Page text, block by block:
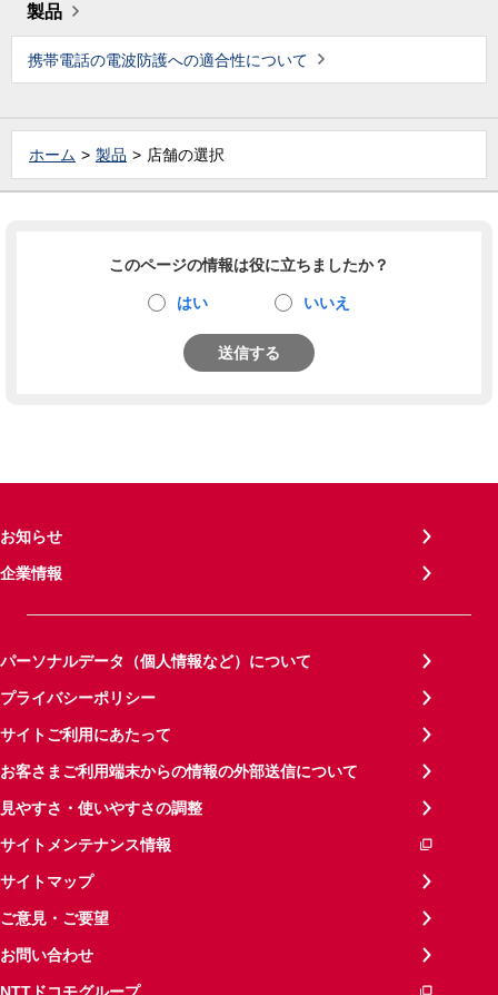
製品
携帯電話の電波防護への適合性について
ホーム 製品 店舗の選択
このページの情報は役に立ちましたか？
はい いいえ
送信する
お知らせ
企業情報
パーソナルデータ（個人情報など）について
プライバシーポリシー
サイトご利用にあたって
お客さまご利用端末からの情報の外部送信について
見やすさ・使いやすさの調整
サイトメンテナンス情報
サイトマップ
ご意見・ご要望
お問い合わせ
NTTドコモグループ